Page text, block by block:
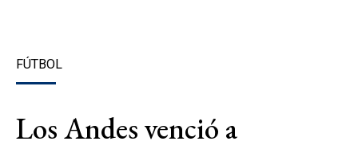
FÚTBOL
Los Andes venció a